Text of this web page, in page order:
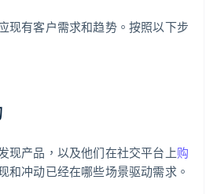
现有客户需求和趋势。按照以下步
现产品，以及他们在社交平台上购
和冲动已经在哪些场景驱动需求。